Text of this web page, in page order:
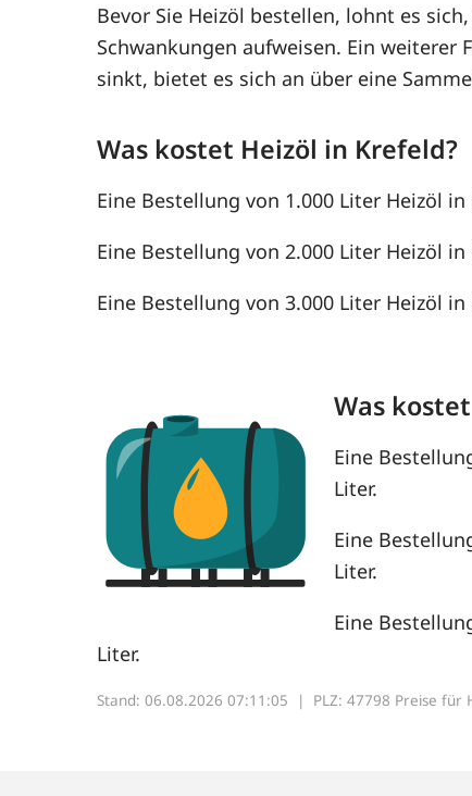
Bevor Sie Heizöl bestellen, lohnt es
Schwankungen aufweisen. Ein weiterer
sinkt, bietet es sich an über eine
Was kostet Heizöl in Krefeld?
Eine Bestellung von 1.000 Liter Heizöl
Eine Bestellung von 2.000 Liter Heizöl
Eine Bestellung von 3.000 Liter Heizöl
Was
Eine
Liter.
Eine
Liter.
Eine
Liter.
Stand: 06.08.2026 07:11:05 | PLZ: 47798 Preise für